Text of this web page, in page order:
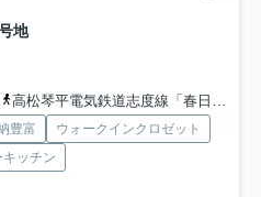
地
高松琴平電気鉄道志度線「春日川」駅 徒歩18分
豊富
ウォークインクロゼット
ッチン